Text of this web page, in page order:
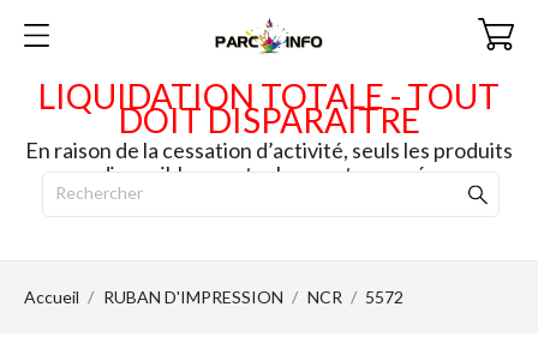
LIQUIDATION TOTALE - TOUT
DOIT DISPARAITRE
En raison de la cessation d’activité, seuls les produits
disponibles en stock seront envoyés.
Accueil RUBAN D'IMPRESSION NCR 5572